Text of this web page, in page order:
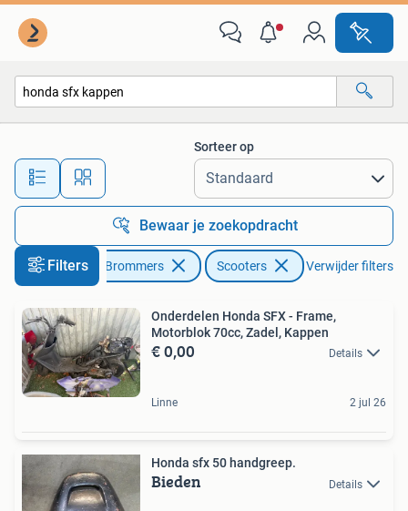
Alle afstanden…
Sorteer op
Bewaar je zoekopdracht
Filters
Fietsen en Brommers Scooters Verwijder filters
Onderdelen Honda SFX - Frame,
Motorblok 70cc, Zadel, Kappen
€ 0,00 Details
Linne 2 jul 26
Honda sfx 50 handgreep.
Bieden Details